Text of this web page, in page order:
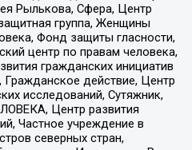
Рылькова, Сфера, Центр
группа, Женщины
Фонд защиты гласности,
центр по правам человека,
гражданских инициатив
Гражданское действие, Центр
исследований, Сутяжник,
Центр развития
Частное учреждение в
северных стран,